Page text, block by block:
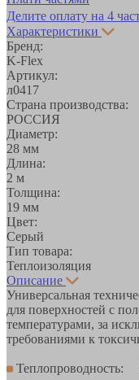
Делите оплату на 4
Характеристики
Бренд:
K-Flex
Артикул:
л0417
Страна производства:
РОССИЯ
Диаметр:
28 мм
Длина:
2 м
Толщина:
19 мм
Цвет:
Серый
Тип товара:
Теплоизоляция
Описание
Универсальная
для поверхностей с
температурами, за
требованиями к
Теплопроводность: